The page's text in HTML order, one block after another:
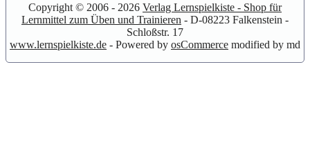
Copyright © 2006 - 2026 Verlag Lernspielkiste - Shop für
Lernmittel zum Üben und Trainieren - D-08223 Falkenstein -
Schloßstr. 17
www.lernspielkiste.de - Powered by osCommerce modified by md